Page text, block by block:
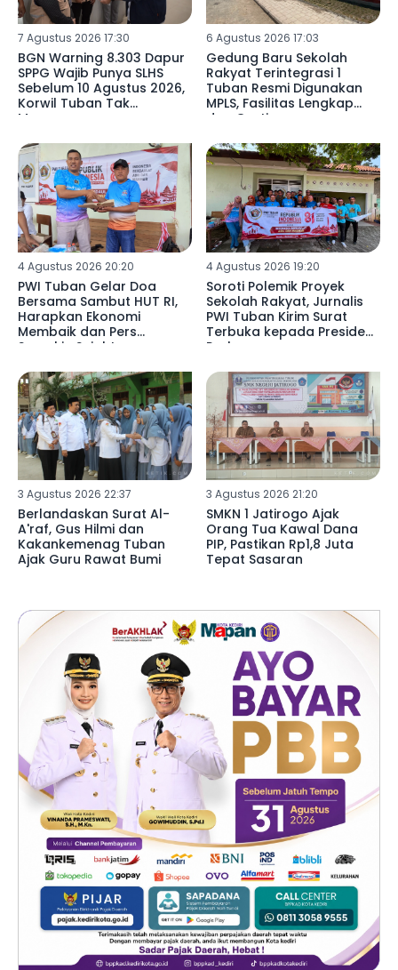
7 Agustus 2026 17:30
BGN Warning 8.303 Dapur
SPPG Wajib Punya SLHS
Sebelum 10 Agustus 2026,
Korwil Tuban Tak
Merespons
6 Agustus 2026 17:03
Gedung Baru Sekolah
Rakyat Terintegrasi 1
Tuban Resmi Digunakan
MPLS, Fasilitas Lengkap
dan Gratis
4 Agustus 2026 20:20
PWI Tuban Gelar Doa
Bersama Sambut HUT RI,
Harapkan Ekonomi
Membaik dan Pers
Semakin Sejahtera
4 Agustus 2026 19:20
Soroti Polemik Proyek
Sekolah Rakyat, Jurnalis
PWI Tuban Kirim Surat
Terbuka kepada Presiden
Prabowo
3 Agustus 2026 22:37
Berlandaskan Surat Al-
A'raf, Gus Hilmi dan
Kakankemenag Tuban
Ajak Guru Rawat Bumi
3 Agustus 2026 21:20
SMKN 1 Jatirogo Ajak
Orang Tua Kawal Dana
PIP, Pastikan Rp1,8 Juta
Tepat Sasaran